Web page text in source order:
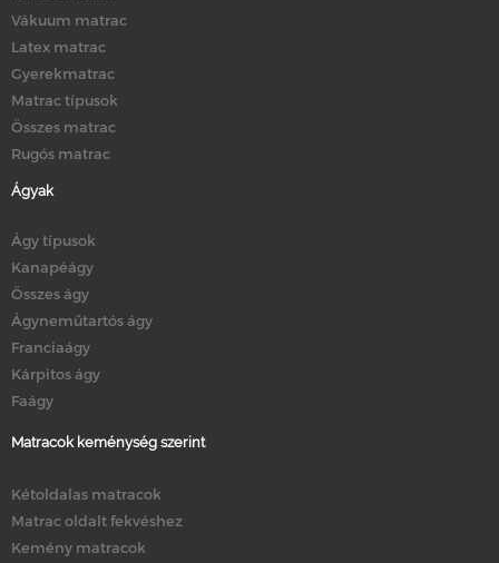
Vákuum matrac
Latex matrac
Gyerekmatrac
Matrac típusok
Összes matrac
Rugós matrac
Ágyak
Ágy típusok
Kanapéágy
Összes ágy
Ágyneműtartós ágy
Franciaágy
Kárpitos ágy
Faágy
Matracok keménység szerint
Kétoldalas matracok
Matrac oldalt fekvéshez
Kemény matracok